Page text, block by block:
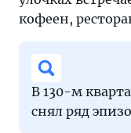
кофеен,
В 130-м
снял ряд